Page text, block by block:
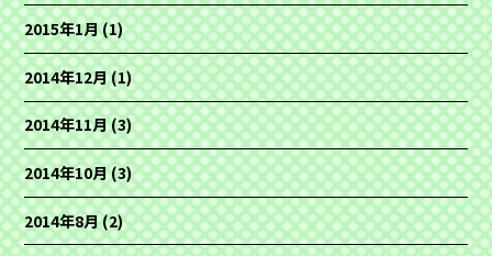
2015年1月(1)
2014年12月(1)
2014年11月(3)
2014年10月(3)
2014年8月(2)